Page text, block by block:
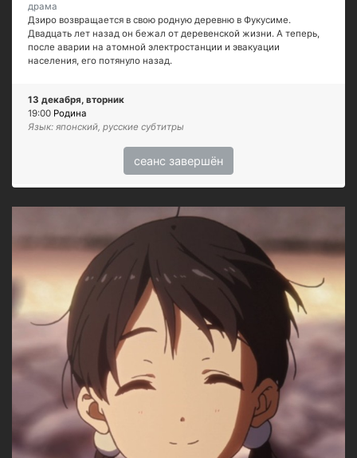
драма
Дзиро возвращается в свою родную деревню в Фукусиме.
Двадцать лет назад он бежал от деревенской жизни. А теперь,
после аварии на атомной электростанции и эвакуации
населения, его потянуло назад.
13 декабря, вторник
19:00 Родина
Язык: японский, русские субтитры
сеанс завершён